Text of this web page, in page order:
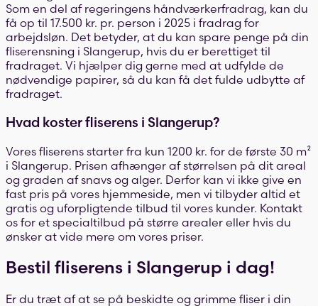
Som en del af regeringens håndværkerfradrag, kan du
få op til 17.500 kr. pr. person i 2025 i fradrag for
arbejdsløn. Det betyder, at du kan spare penge på din
fliserensning i Slangerup, hvis du er berettiget til
fradraget. Vi hjælper dig gerne med at udfylde de
nødvendige papirer, så du kan få det fulde udbytte af
fradraget.
Hvad koster fliserens i Slangerup?
Vores fliserens starter fra kun 1200 kr. for de første 30 m²
i Slangerup. Prisen afhænger af størrelsen på dit areal
og graden af snavs og alger. Derfor kan vi ikke give en
fast pris på vores hjemmeside, men vi tilbyder altid et
gratis og uforpligtende tilbud til vores kunder. Kontakt
os for et specialtilbud på større arealer eller hvis du
ønsker at vide mere om vores priser.
Bestil fliserens i Slangerup i dag!
Er du træt af at se på beskidte og grimme fliser i din